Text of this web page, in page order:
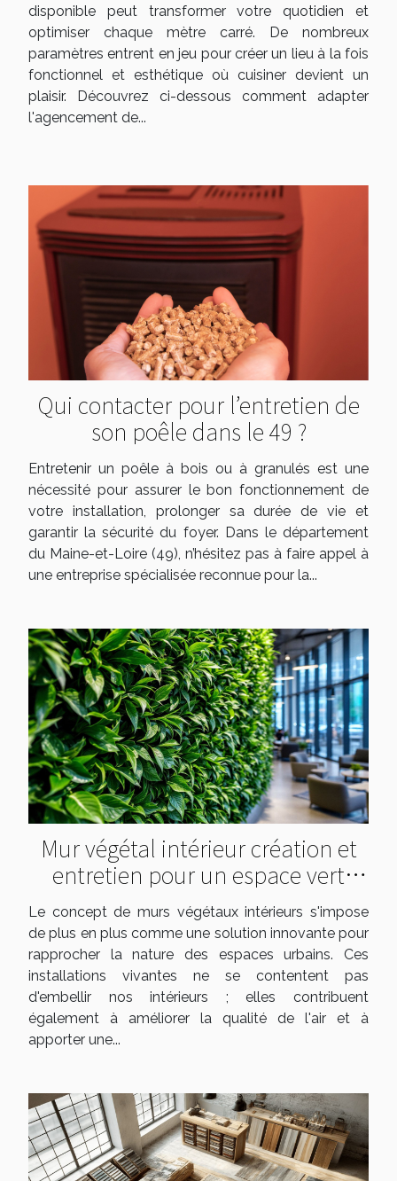
disponible peut transformer votre quotidien et
optimiser chaque mètre carré. De nombreux
paramètres entrent en jeu pour créer un lieu à la fois
fonctionnel et esthétique où cuisiner devient un
plaisir. Découvrez ci-dessous comment adapter
l'agencement de...
Qui contacter pour l’entretien de
son poêle dans le 49 ?
Entretenir un poêle à bois ou à granulés est une
nécessité pour assurer le bon fonctionnement de
votre installation, prolonger sa durée de vie et
garantir la sécurité du foyer. Dans le département
du Maine-et-Loire (49), n’hésitez pas à faire appel à
une entreprise spécialisée reconnue pour la...
Mur végétal intérieur création et
entretien pour un espace vert
urbain
Le concept de murs végétaux intérieurs s'impose
de plus en plus comme une solution innovante pour
rapprocher la nature des espaces urbains. Ces
installations vivantes ne se contentent pas
d'embellir nos intérieurs ; elles contribuent
également à améliorer la qualité de l'air et à
apporter une...